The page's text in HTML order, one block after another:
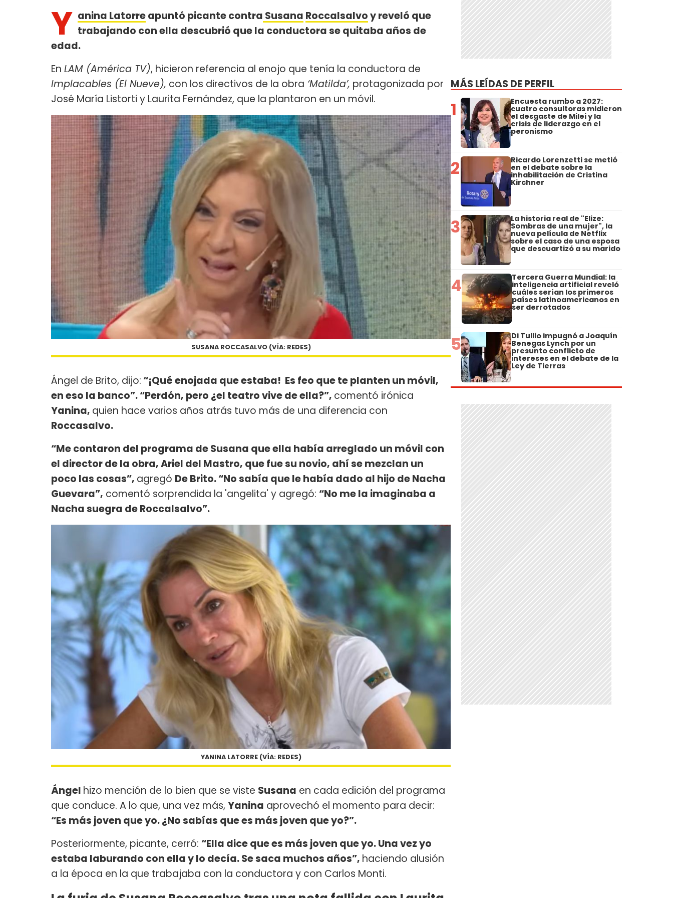
Y anina Latorreapuntó picante contra Susana Roccalsalvoy reveló que
trabajando con ella descubrió que la conductora se quitaba años de
edad.
En LAM (América TV), hicieron referencia al enojo que tenía la conductora de
Implacables (El Nueve), con los directivos de la obra ‘Matilda’, protagonizada por
José María Listorti y Laurita Fernández, que la plantaron en un móvil.
SUSANA ROCCASALVO (VÍA: REDES)
Ángel de Brito, dijo: “¡Qué enojada que estaba! Es feo que te planten un móvil,
en eso la banco”. “Perdón, pero ¿el teatro vive de ella?”, comentó irónica
Yanina, quien hace varios años atrás tuvo más de una diferencia con
Roccasalvo.
“Me contaron del programa de Susana que ella había arreglado un móvil con
el director de la obra, Ariel del Mastro, que fue su novio, ahí se mezclan un
poco las cosas”, agregó De Brito. “No sabía que le había dado al hijo de Nacha
Guevara”, comentó sorprendida la 'angelita' y agregó: “No me la imaginaba a
Nacha suegra de Roccalsalvo”.
YANINA LATORRE (VÍA: REDES)
Ángel hizo mención de lo bien que se viste Susana en cada edición del programa
que conduce. A lo que, una vez más, Yanina aprovechó el momento para decir:
“Es más joven que yo. ¿No sabías que es más joven que yo?”.
Posteriormente, picante, cerró: “Ella dice que es más joven que yo. Una vez yo
estaba laburando con ella y lo decía. Se saca muchos años”, haciendo alusión
a la época en la que trabajaba con la conductora y con Carlos Monti.
MÁS LEÍDAS DE PERFIL
1 Encuesta rumbo a 2027:
cuatro consultoras midieron
el desgaste de Milei y la
crisis de liderazgo en el
peronismo
2 Ricardo Lorenzetti se metió
en el debate sobre la
inhabilitación de Cristina
Kirchner
3 La historia real de "Elize:
Sombras de una mujer", la
nueva película de Netflix
sobre el caso de una esposa
que descuartizó a su marido
4 Tercera Guerra Mundial: la
inteligencia artificial reveló
cuáles serían los primeros
países latinoamericanos en
ser derrotados
5 Di Tullio impugnó a Joaquín
Benegas Lynch por un
presunto conflicto de
intereses en el debate de la
Ley de Tierras